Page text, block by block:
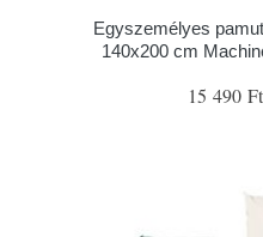
Egyszemélyes
140x200 cm
15 490 Ft